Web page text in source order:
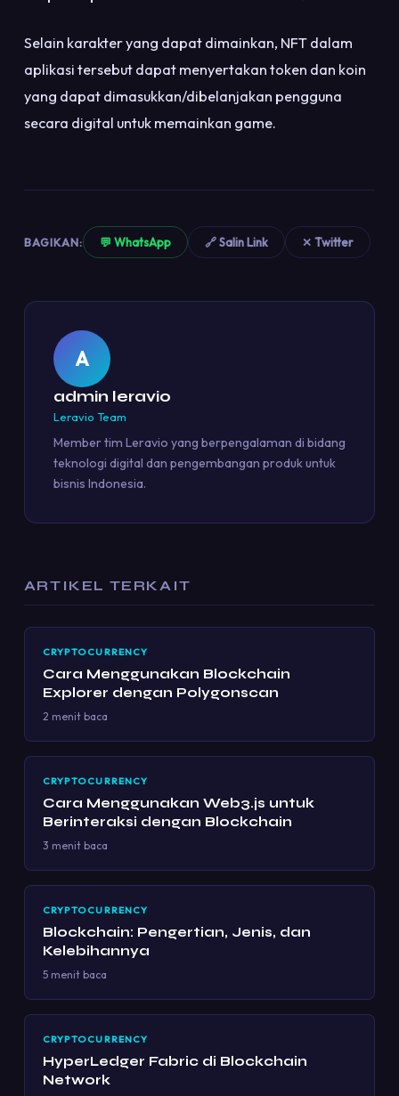
Selain karakter yang dapat dimainkan, NFT dalam
aplikasi tersebut dapat menyertakan token dan koin
yang dapat dimasukkan/dibelanjakan pengguna
secara digital untuk memainkan game.
BAGIKAN: 💬 WhatsApp 🔗 Salin Link ✕ Twitter
A
admin leravio
Leravio Team
Member tim Leravio yang berpengalaman di bidang
teknologi digital dan pengembangan produk untuk
bisnis Indonesia.
ARTIKEL TERKAIT
CRYPTOCURRENCY
Cara Menggunakan Blockchain
Explorer dengan Polygonscan
2 menit baca
CRYPTOCURRENCY
Cara Menggunakan Web3.js untuk
Berinteraksi dengan Blockchain
3 menit baca
CRYPTOCURRENCY
Blockchain: Pengertian, Jenis, dan
Kelebihannya
5 menit baca
CRYPTOCURRENCY
HyperLedger Fabric di Blockchain
Network